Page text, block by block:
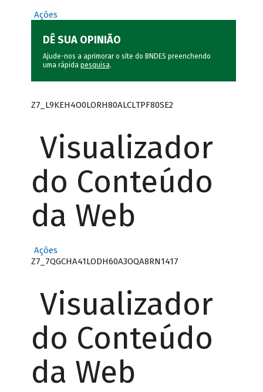
Ações
DÊ SUA OPINIÃO
Ajude-nos a aprimorar o site do BNDES preenchendo
uma rápida pesquisa.
Z7_L9KEH4O0LORH80ALCLTPF80SE2
Visualizador
do Conteúdo
da Web
Ações
Z7_7QGCHA41LODH60A3OQA8RN1417
Visualizador
do Conteúdo
da Web